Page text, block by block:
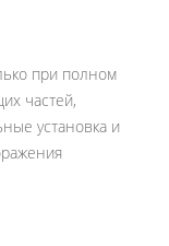
при полном
частей,
установка и